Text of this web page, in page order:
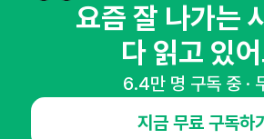
요즘 잘 나가는
다 읽고 있
6.4만 명 구독 중 ·
지금 무료 구독하기